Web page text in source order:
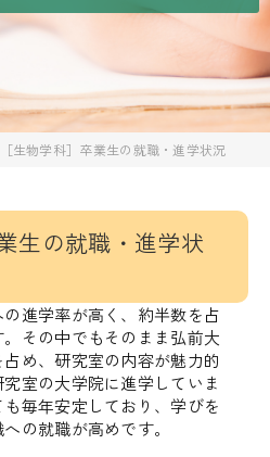
［生物学科］卒業生の就職・進学状況
生の就職・進学状
進学率が高く、約半数を占
その中でもそのまま弘前大
め、研究室の内容が魅力的
室の大学院に進学していま
毎年安定しており、学びを
の就職が高めです。